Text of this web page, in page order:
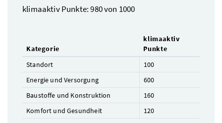
klimaaktiv Punkte: 980 von 1000
Kategorie
klimaaktiv
Punkte
Standort
100
Energie und Versorgung
600
Baustoffe und Konstruktion
160
Komfort und Gesundheit
120